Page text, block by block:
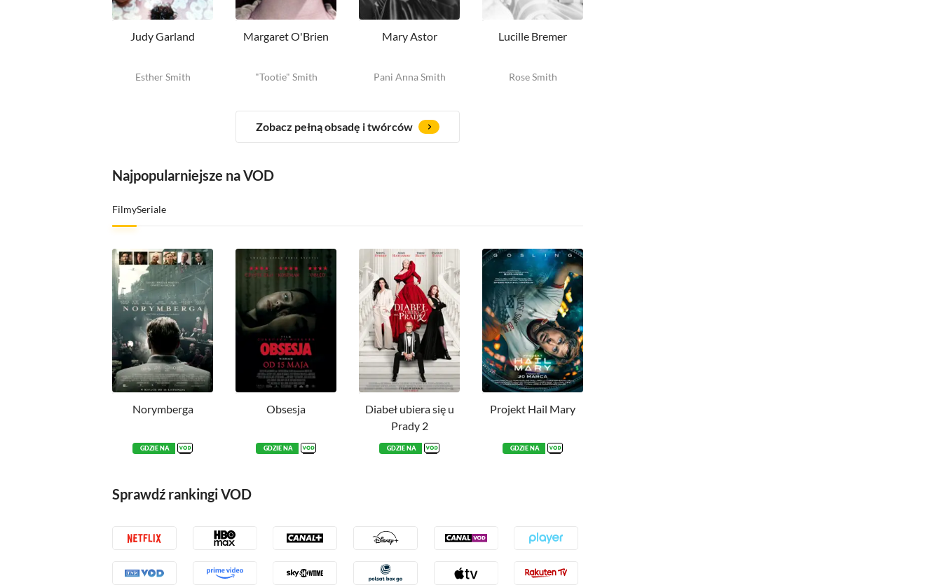
Judy Garland
Esther Smith
Margaret O'Brien
"Tootie" Smith
Mary Astor
Pani Anna Smith
Lucille Bremer
Rose Smith
Zobacz pełną obsadę i twórców
Najpopularniejsze na VOD
FilmySeriale
Norymberga
GDZIE NA
Obsesja
GDZIE NA
Diabeł ubiera się u
Prady 2
GDZIE NA
Projekt Hail Mary
GDZIE NA
Sprawdź rankingi VOD